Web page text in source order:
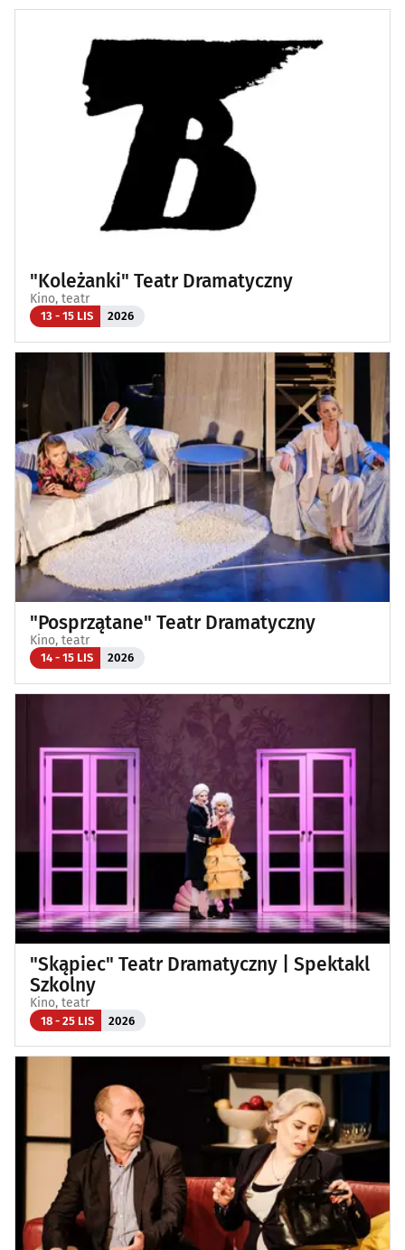
"Koleżanki" Teatr Dramatyczny
Kino, teatr
13 - 15 LIS 2026
"Posprzątane" Teatr Dramatyczny
Kino, teatr
14 - 15 LIS 2026
"Skąpiec" Teatr Dramatyczny | Spektakl
Szkolny
Kino, teatr
18 - 25 LIS 2026